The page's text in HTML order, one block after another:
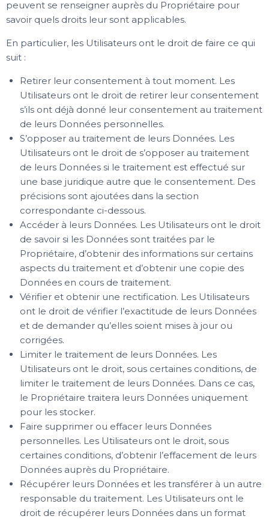
peuvent se renseigner auprès du Propriétaire pour
savoir quels droits leur sont applicables.
En particulier, les Utilisateurs ont le droit de faire ce qui
suit :
Retirer leur consentement à tout moment. Les
Utilisateurs ont le droit de retirer leur consentement
s’ils ont déjà donné leur consentement au traitement
de leurs Données personnelles.
S’opposer au traitement de leurs Données. Les
Utilisateurs ont le droit de s’opposer au traitement
de leurs Données si le traitement est effectué sur
une base juridique autre que le consentement. Des
précisions sont ajoutées dans la section
correspondante ci-dessous.
Accéder à leurs Données. Les Utilisateurs ont le droit
de savoir si les Données sont traitées par le
Propriétaire, d’obtenir des informations sur certains
aspects du traitement et d’obtenir une copie des
Données en cours de traitement.
Vérifier et obtenir une rectification. Les Utilisateurs
ont le droit de vérifier l’exactitude de leurs Données
et de demander qu’elles soient mises à jour ou
corrigées.
Limiter le traitement de leurs Données. Les
Utilisateurs ont le droit, sous certaines conditions, de
limiter le traitement de leurs Données. Dans ce cas,
le Propriétaire traitera leurs Données uniquement
pour les stocker.
Faire supprimer ou effacer leurs Données
personnelles. Les Utilisateurs ont le droit, sous
certaines conditions, d’obtenir l’effacement de leurs
Données auprès du Propriétaire.
Récupérer leurs Données et les transférer à un autre
responsable du traitement. Les Utilisateurs ont le
droit de récupérer leurs Données dans un format